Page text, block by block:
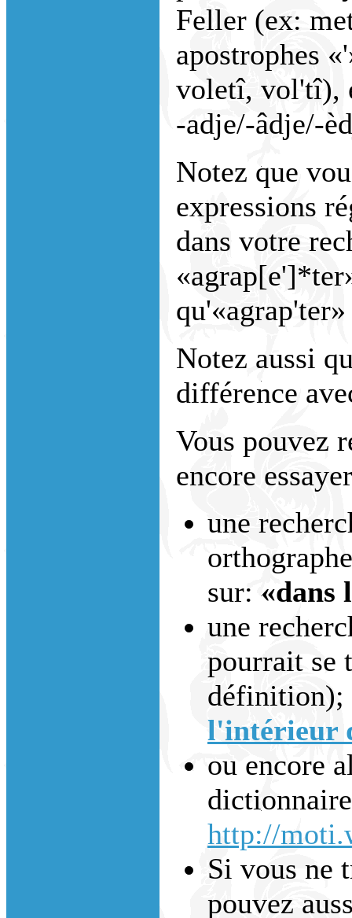
Feller (ex:
apostrophes
voletî, vol'tî),
-adje/-âdje/-
Notez que
expressions
dans votre
Notez aussi
différence
Vous pouvez
encore
une
sur: «dans
une
pourrait se
définition);
l'intérieur
ou encore
http://
Si vous ne
pouvez